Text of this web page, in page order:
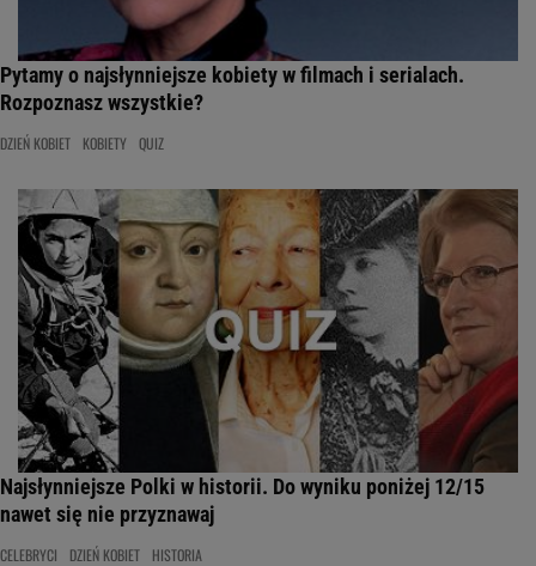
Pytamy o najsłynniejsze kobiety w filmach i serialach.
Rozpoznasz wszystkie?
DZIEŃ KOBIET KOBIETY QUIZ
Najsłynniejsze Polki w historii. Do wyniku poniżej 12/15
nawet się nie przyznawaj
CELEBRYCI DZIEŃ KOBIET HISTORIA